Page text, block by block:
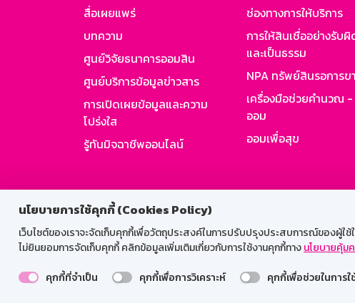
นโยบายการใช้คุกกี้ (Cookies Policy)
เว็บไซต์ของเราจะจัดเก็บคุกกี้เพื่อวัตถุประสงค์ในการปรับปรุงประสบการณ์ของผู้ใ
ไม่ยินยอมการจัดเก็บคุกกี้ คลิกข้อมูลเพิ่มเติมเกี่ยวกับการใช้งานคุกกี้ทางนโยบายคุ้ม
คุกกี้ที่จำเป็น
คุกกี้เพื่อการวิเคราะห์ คุกกี้เพื่อช่วยในการใ
สื่อเผยแพร่
บทความ
ศูนย์วิจัยธนาคารออมสิน
ศูนย์บริการข้อมูลข่าวสาร
การเปิดเผยข้อมูลและความ
โปร่งใส
รู้ทันมิจฉาชีพออนไลน์
ช่องทางการให้บริการ
การให้สินเชื่ออย่างรับ
และเป็นธรรม
NPA ทรัพย์สินรอการข
เครื่องมือช่วยคำนวณ -
ออม
ออมเพื่อสุข